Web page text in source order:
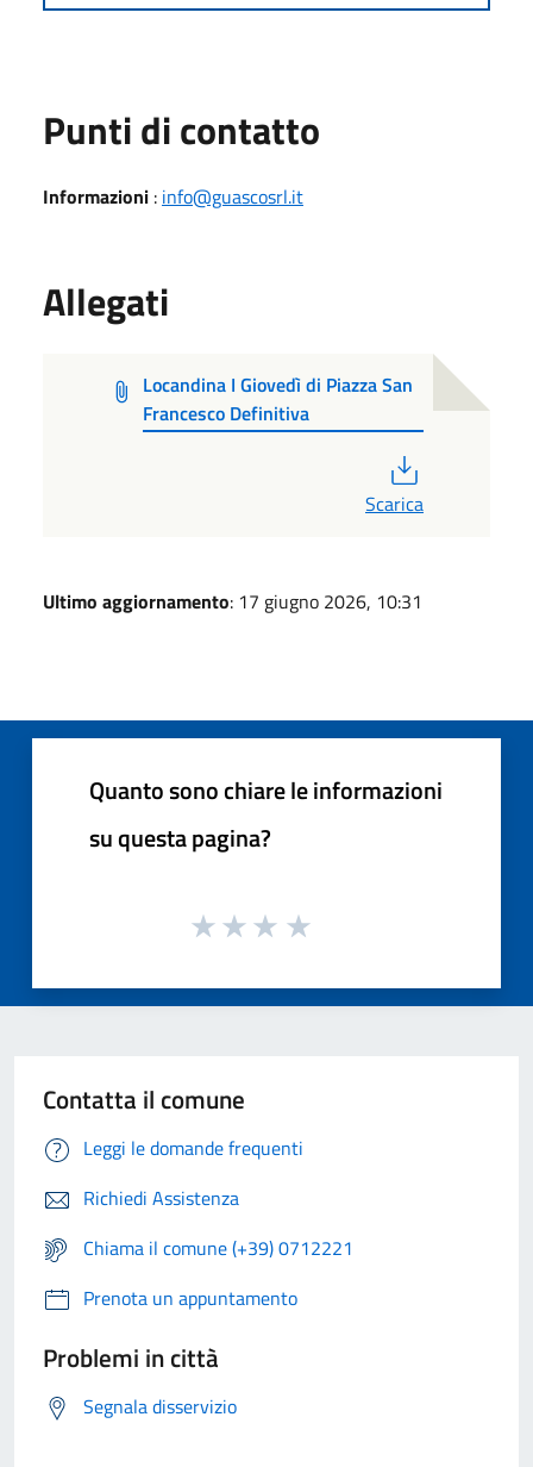
Punti di contatto
Informazioni : info@guascosrl.it
Allegati
Locandina I Giovedì di Piazza San
Francesco Definitiva
Scarica
Ultimo aggiornamento: 17 giugno 2026, 10:31
Quanto sono chiare le informazioni
su questa pagina?
Contatta il comune
Leggi le domande frequenti
Richiedi Assistenza
Chiama il comune (+39) 0712221
Prenota un appuntamento
Problemi in città
Segnala disservizio